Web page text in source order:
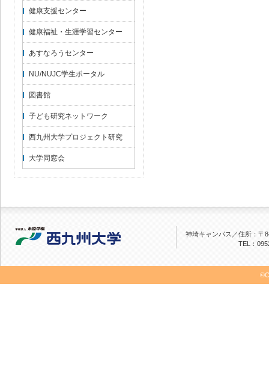
健康支援センター
健康福祉・生涯学習センター
あすなろうセンター
NU/NUJC学生ポータル
図書館
子ども研究ネットワーク
西九州大学プロジェクト研究
大学同窓会
神埼キャンパス／住所：〒
TEL：